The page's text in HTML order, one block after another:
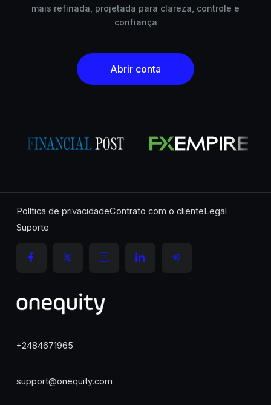
mais refinada, projetada para clareza, controle e
confiança
Abrir conta
Política de privacidadeContrato com o clienteLegal
Suporte
+2484671965
support@onequity.com